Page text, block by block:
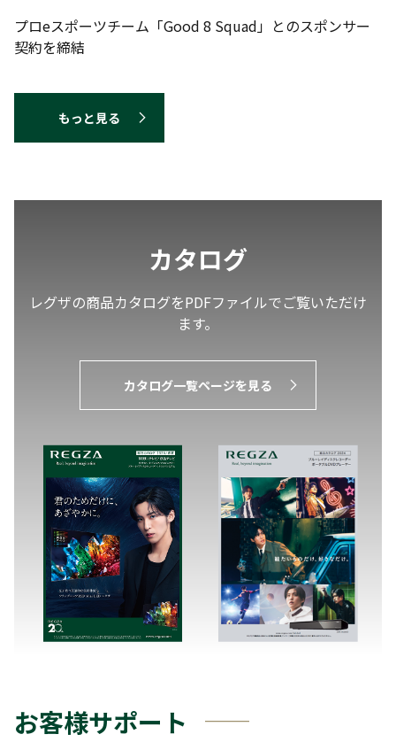
プロeスポーツチーム「Good 8 Squad」とのスポンサー
契約を締結
もっと見る
カタログ
レグザの商品カタログをPDFファイルでご覧いただけ
ます。
カタログ一覧ページを見る
お客様サポート